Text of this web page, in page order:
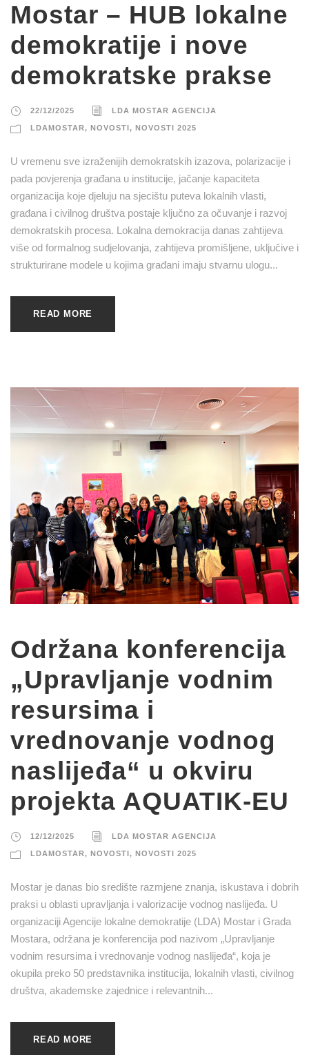
Mostar – HUB lokalne
demokratije i nove
demokratske prakse
22/12/2025 LDA MOSTAR AGENCIJA
LDAMOSTAR, NOVOSTI , NOVOSTI 2025
U vremenu sve izraženijih demokratskih izazova, polarizacije i
pada povjerenja građana u institucije, jačanje kapaciteta
organizacija koje djeluju na sjecištu puteva lokalnih vlasti,
građana i civilnog društva postaje ključno za očuvanje i razvoj
demokratskih procesa. Lokalna demokracija danas zahtijeva
više od formalnog sudjelovanja, zahtijeva promišljene, uključive i
strukturirane modele u kojima građani imaju stvarnu ulogu...
READ MORE
Održana konferencija
„Upravljanje vodnim
resursima i
vrednovanje vodnog
naslijeđa“ u okviru
projekta AQUATIK-EU
12/12/2025 LDA MOSTAR AGENCIJA
LDAMOSTAR, NOVOSTI, NOVOSTI 2025
Mostar je danas bio središte razmjene znanja, iskustava i dobrih
praksi u oblasti upravljanja i valorizacije vodnog naslijeđa. U
organizaciji Agencije lokalne demokratije (LDA) Mostar i Grada
Mostara, održana je konferencija pod nazivom „Upravljanje
vodnim resursima i vrednovanje vodnog naslijeđa“, koja je
okupila preko 50 predstavnika institucija, lokalnih vlasti, civilnog
društva, akademske zajednice i relevantnih...
READ MORE